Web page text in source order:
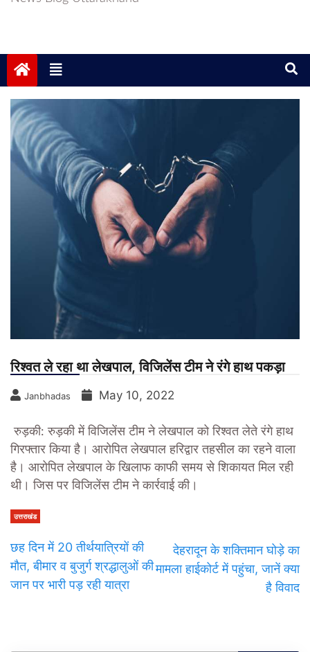
रिश्वत ले रहा था लेखपाल, विजिलेंस टीम ने रंगे हाथ पकड़ा
Janbhadas May 10, 2022
रुड़की:रुड़की में विजिलेंस टीम ने लेखपाल को रिश्‍वत लेते रंगे हाथ
गिरफ्तार किया है। आरोपित लेखपाल हरिद्वार तहसील का रहने वाला
है। आरोपित लेखपाल के खिलाफ काफी समय से शिकायत मिल रही
थी। जिस पर विजिलेंस टीम ने कार्रवाई की।
उत्तराखंड
छह दिन में 20 तीर्थयात्रियों की
मौत, बीमार व बुजुर्ग श्रद्धालुओं की
जान पर भारी पड़ रही यात्रा
देहरादून के शक्तिमान घोड़े का
मामला हाईकोर्ट में पहुंचा, जानें क्या
है विवाद